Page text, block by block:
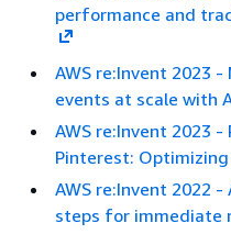
performance and
AWS re:Invent 2023
events at scale with
AWS re:Invent 2023
Pinterest:
AWS re:Invent 2022
steps for immediate